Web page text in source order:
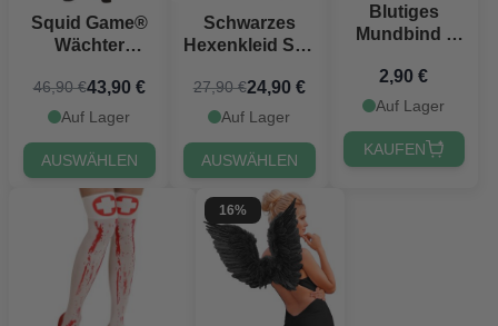
Squid Game®
Wächter
46,90 €43,90 €
Auf Lager
AUSWÄHLEN
Schwarzes
Hexenkleid Set,
27,90 €24,90 €
Auf Lager
AUSWÄHLEN
Blutiges
Mundbind -
2,90 €
Auf Lager
KAUFEN
16%